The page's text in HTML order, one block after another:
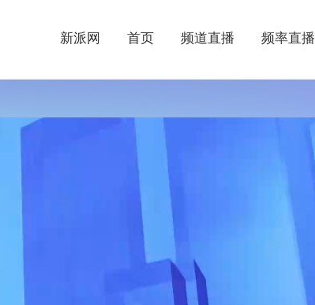
新派网 首页 频道直播 频率直播